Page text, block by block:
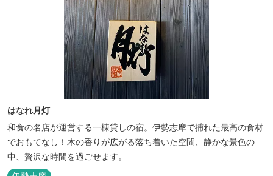
はなれ月灯
和食の名店が運営する一棟貸しの宿。伊勢志摩で捕れた最高の食材
でおもてなし！木の香りが広がる落ち着いた空間、静かな景色の
中、贅沢な時間を過ごせます。